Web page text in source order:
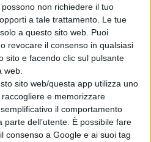
non richiedere il tuo
a tale trattamento. Le tue
a questo sito web. Puoi
revocare il consenso in qualsiasi
sito e facendo clic sul pulsante
web.
sito web/questa app utilizza uno
e memorizzare
il comportamento
parte dell’utente. È possibile fare
consenso a Google e ai suoi tag